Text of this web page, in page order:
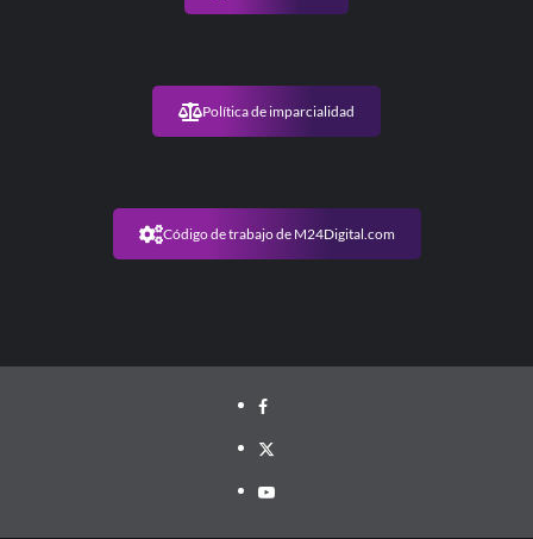
Política de imparcialidad
Código de trabajo de M24Digital.com